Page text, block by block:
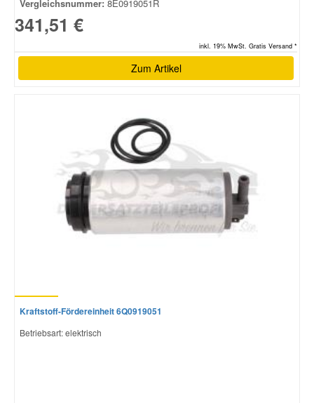
Vergleichsnummer: 8E0919051R
341,51 €
inkl. 19% MwSt. Gratis Versand *
Zum Artikel
Kraftstoff-Fördereinheit 6Q0919051
Betriebsart: elektrisch